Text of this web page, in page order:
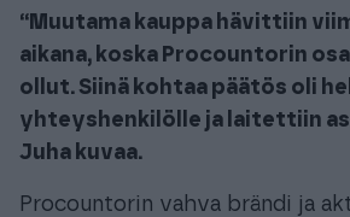
“Muutama kauppa hävittiin
aikana, koska Procountorin
ollut. Siinä kohtaa päätös oli
yhteyshenkilölle ja laitettiin
Juha kuvaa.
Procountorin vahva brändi ja